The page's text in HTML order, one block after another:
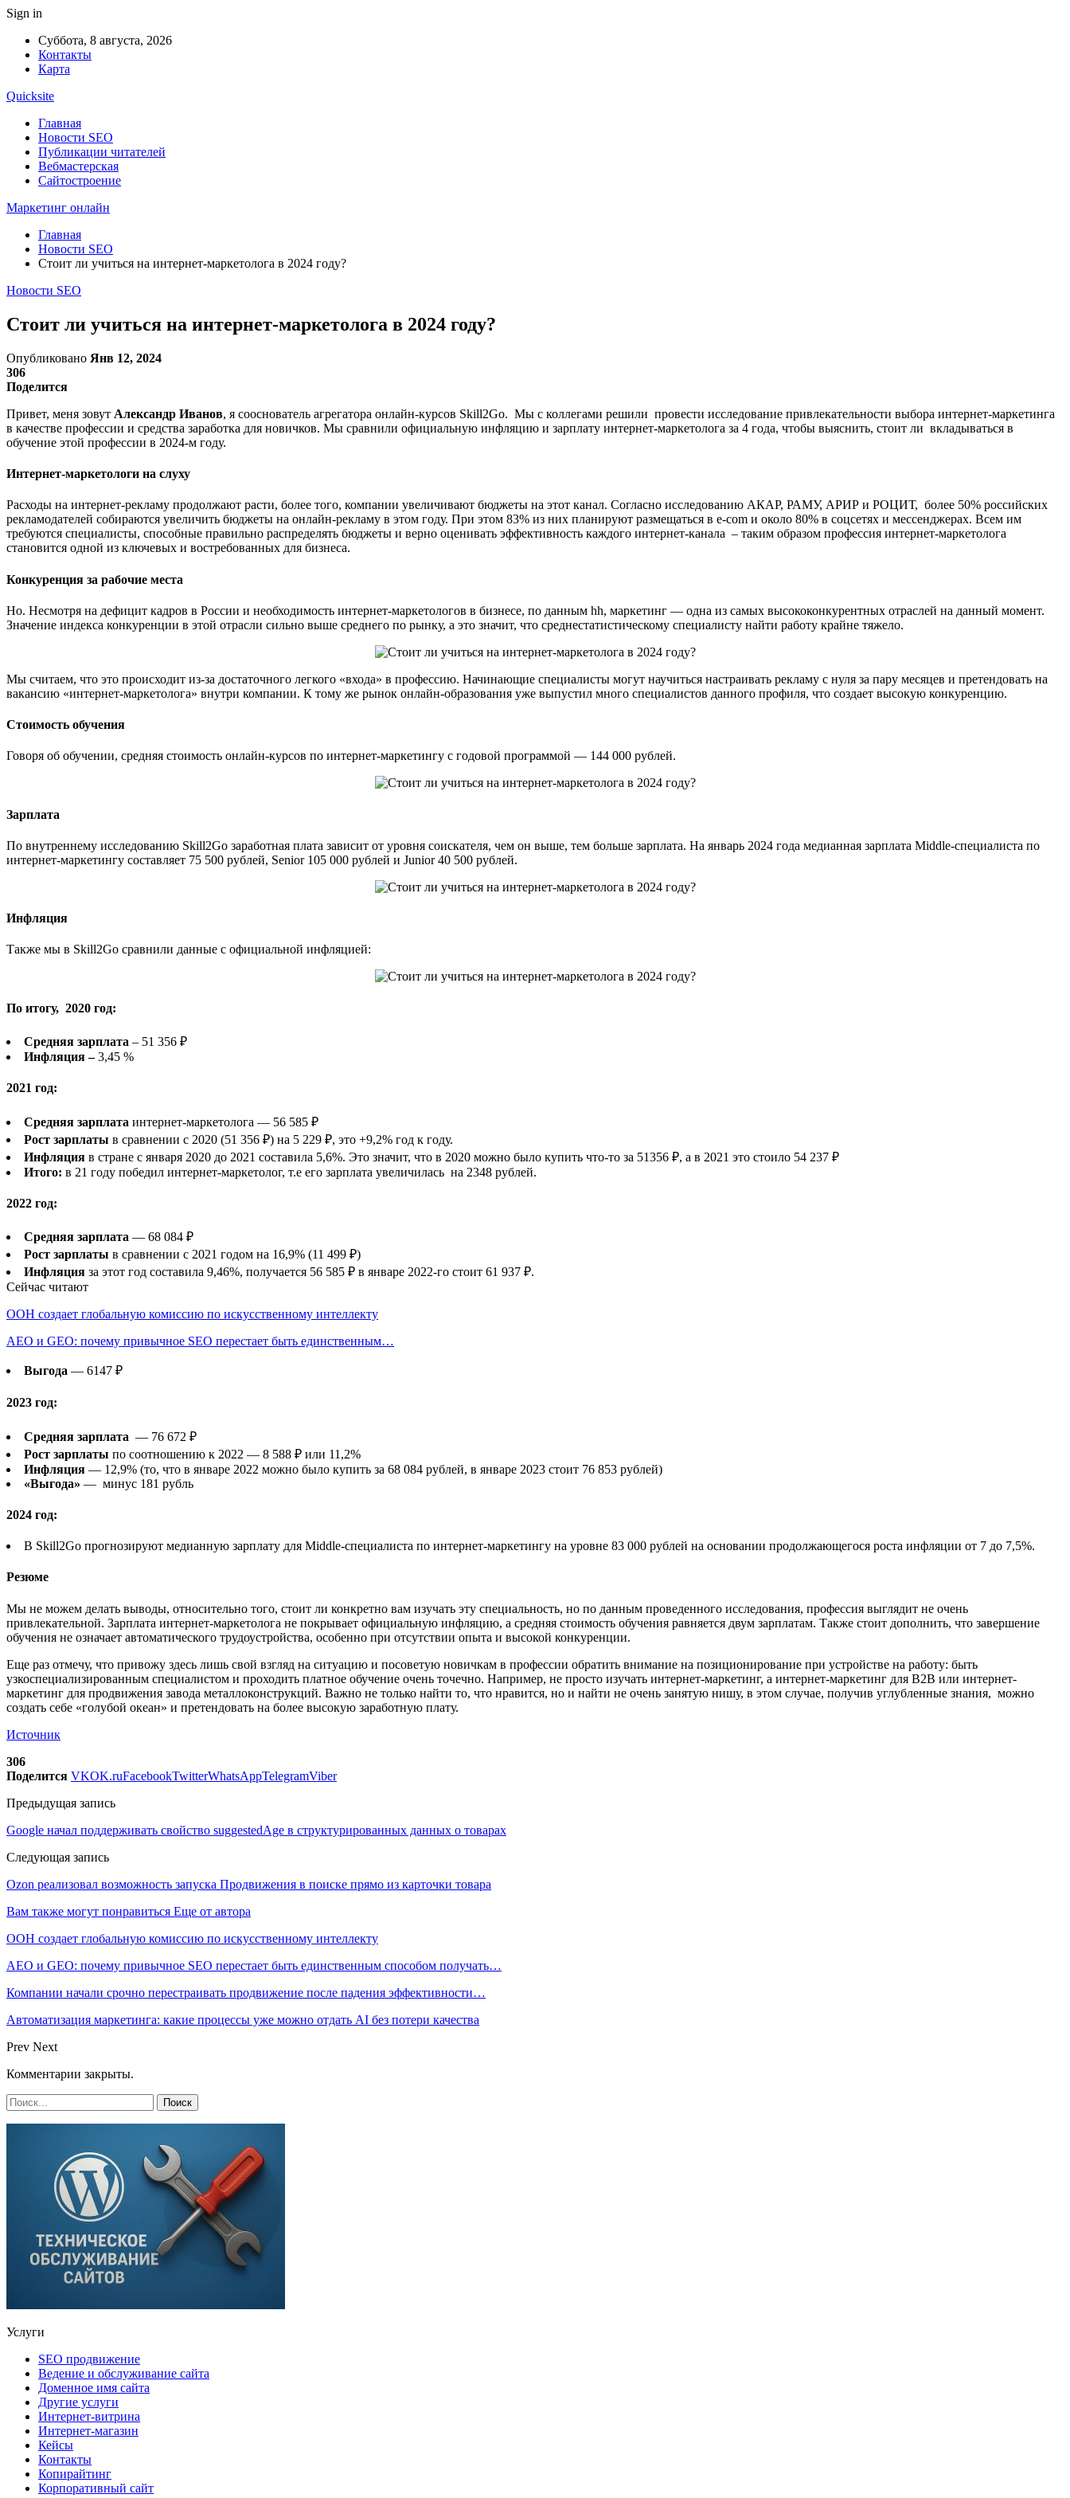
Sign in
Суббота, 8 августа, 2026
Контакты
Карта
Quicksite
Главная
Новости SEO
Публикации читателей
Вебмастерская
Сайтостроение
Маркетинг онлайн
Главная
Новости SEO
Стоит ли учиться на интернет-маркетолога в 2024 году?
Новости SEO
Стоит ли учиться на интернет-маркетолога в 2024 году?
Опубликовано Янв 12, 2024
306
Поделится
Привет, меня зовут Александр Иванов, я сооснователь агрегатора онлайн-курсов Skill2Go. Мы с коллегами решили провести исследование привлекательности выбора интернет-маркетинга
в качестве профессии и средства заработка для новичков. Мы сравнили официальную инфляцию и зарплату интернет-маркетолога за 4 года, чтобы выяснить, стоит ли вкладываться в
обучение этой профессии в 2024-м году.
Интернет-маркетологи на слуху
Расходы на интернет-рекламу продолжают расти, более того, компании увеличивают бюджеты на этот канал. Согласно исследованию АКАР, РАМУ, АРИР и РОЦИТ, более 50% российских
рекламодателей собираются увеличить бюджеты на онлайн-рекламу в этом году. При этом 83% из них планируют размещаться в e-com и около 80% в соцсетях и мессенджерах. Всем им
требуются специалисты, способные правильно распределять бюджеты и верно оценивать эффективность каждого интернет-канала – таким образом профессия интернет-маркетолога
становится одной из ключевых и востребованных для бизнеса.
Конкуренция за рабочие места
Но. Несмотря на дефицит кадров в России и необходимость интернет-маркетологов в бизнесе, по данным hh, маркетинг — одна из самых высококонкурентных отраслей на данный момент.
Значение индекса конкуренции в этой отрасли сильно выше среднего по рынку, а это значит, что среднестатистическому специалисту найти работу крайне тяжело.
Мы считаем, что это происходит из-за достаточного легкого «входа» в профессию. Начинающие специалисты могут научиться настраивать рекламу с нуля за пару месяцев и претендовать на
вакансию «интернет-маркетолога» внутри компании. К тому же рынок онлайн-образования уже выпустил много специалистов данного профиля, что создает высокую конкуренцию.
Стоимость обучения
Говоря об обучении, средняя стоимость онлайн-курсов по интернет-маркетингу с годовой программой — 144 000 рублей.
Зарплата
По внутреннему исследованию Skill2Go заработная плата зависит от уровня соискателя, чем он выше, тем больше зарплата. На январь 2024 года медианная зарплата Middle-специалиста по
интернет-маркетингу составляет 75 500 рублей, Senior 105 000 рублей и Junior 40 500 рублей.
Инфляция
Также мы в Skill2Go сравнили данные с официальной инфляцией:
По итогу, 2020 год:
Средняя зарплата – 51 356 ₽
Инфляция –3,45 %
2021 год:
Средняя зарплата интернет-маркетолога — 56 585 ₽
Рост зарплаты в сравнении с 2020 (51 356 ₽) на 5 229 ₽, это +9,2% год к году.
Инфляция в стране с января 2020 до 2021 составила 5,6%. Это значит, что в 2020 можно было купить что-то за 51356 ₽, а в 2021 это стоило 54 237 ₽
Итого: в 21 году победил интернет-маркетолог, т.е его зарплата увеличилась на 2348 рублей.
2022 год:
Средняя зарплата — 68 084 ₽
Рост зарплаты в сравнении с 2021 годом на 16,9% (11 499 ₽)
Инфляция за этот год составила 9,46%, получается 56 585 ₽ в январе 2022-го стоит 61 937 ₽.
Сейчас читают
ООН создает глобальную комиссию по искусственному интеллекту
AEO и GEO: почему привычное SEO перестает быть единственным…
Выгода — 6147 ₽
2023 год:
Средняя зарплата — 76 672 ₽
Рост зарплаты по соотношению к 2022 — 8 588 ₽ или 11,2%
Инфляция — 12,9% (то, что в январе 2022 можно было купить за 68 084 рублей, в январе 2023 стоит 76 853 рублей)
«Выгода» — минус 181 рубль
2024 год:
В Skill2Go прогнозируют медианную зарплату для Middle-специалиста по интернет-маркетингу на уровне 83 000 рублей на основании продолжающегося роста инфляции от 7 до 7,5%.
Резюме
Мы не можем делать выводы, относительно того, стоит ли конкретно вам изучать эту специальность, но по данным проведенного исследования, профессия выглядит не очень
привлекательной. Зарплата интернет-маркетолога не покрывает официальную инфляцию, а средняя стоимость обучения равняется двум зарплатам. Также стоит дополнить, что завершение
обучения не означает автоматического трудоустройства, особенно при отсутствии опыта и высокой конкуренции.
Еще раз отмечу, что привожу здесь лишь свой взгляд на ситуацию и посоветую новичкам в профессии обратить внимание на позиционирование при устройстве на работу: быть
узкоспециализированным специалистом и проходить платное обучение очень точечно. Например, не просто изучать интернет-маркетинг, а интернет-маркетинг для B2B или интернет-
маркетинг для продвижения завода металлоконструкций. Важно не только найти то, что нравится, но и найти не очень занятую нишу, в этом случае, получив углубленные знания, можно
создать себе «голубой океан» и претендовать на более высокую заработную плату.
Источник
306
Поделится VKOK.ruFacebookTwitterWhatsAppTelegramViber
Предыдущая запись
Google начал поддерживать свойство suggestedAge в структурированных данных о товарах
Следующая запись
Ozon реализовал возможность запуска Продвижения в поиске прямо из карточки товара
Вам также могут понравиться Еще от автора
ООН создает глобальную комиссию по искусственному интеллекту
AEO и GEO: почему привычное SEO перестает быть единственным способом получать…
Компании начали срочно перестраивать продвижение после падения эффективности…
Автоматизация маркетинга: какие процессы уже можно отдать AI без потери качества
Prev Next
Комментарии закрыты.
Услуги
SEO продвижение
Ведение и обслуживание сайта
Доменное имя сайта
Другие услуги
Интернет-витрина
Интернет-магазин
Кейсы
Контакты
Копирайтинг
Корпоративный сайт